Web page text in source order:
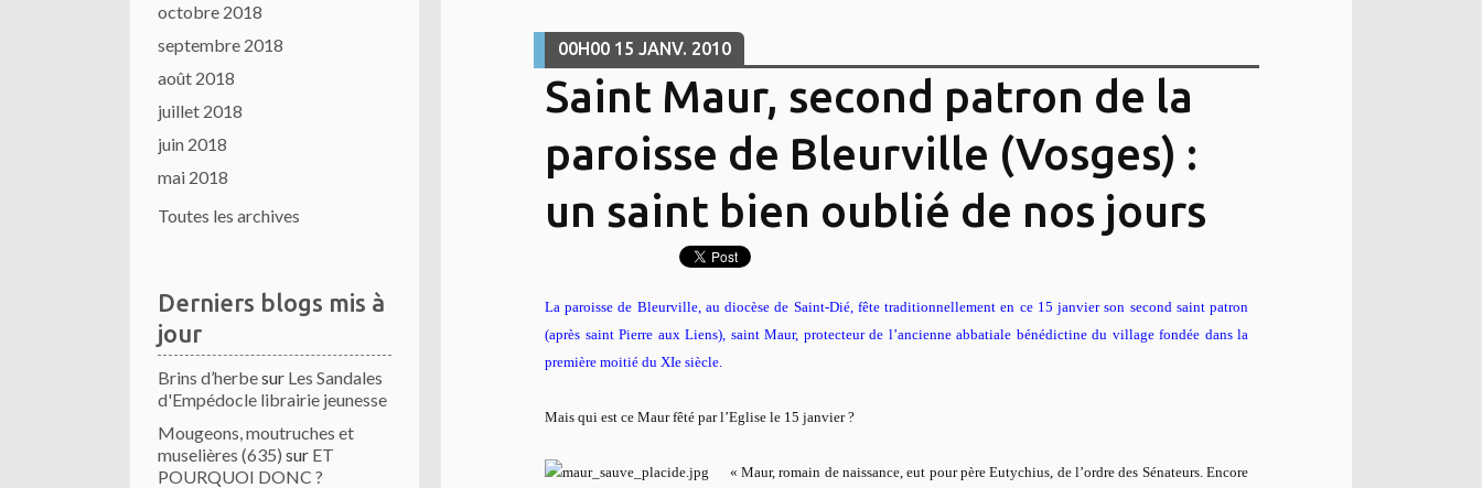
octobre 2018
septembre 2018
août 2018
juillet 2018
juin 2018
mai 2018
Toutes les archives
Derniers blogs mis à
jour
Brins d’herbesur Les Sandales
d'Empédocle librairie jeunesse
Mougeons, moutruches et
muselières (635) sur ET
POURQUOI DONC ?
00H00 15 JANV. 2010
Saint Maur, second patron de la
paroisse de Bleurville (Vosges) :
un saint bien oublié de nos jours
La paroisse de Bleurville, au diocèse de Saint-Dié, fête traditionnellement en ce 15 janvier son second saint patron
(après saint Pierre aux Liens), saint Maur, protecteur de l’ancienne abbatiale bénédictine du village fondée dans la
première moitié du XIe siècle.
Mais qui est ce Maur fêté par l’Eglise le 15 janvier ?
« Maur, romain de naissance, eut pour père Eutychius, de l’ordre des Sénateurs. Encore